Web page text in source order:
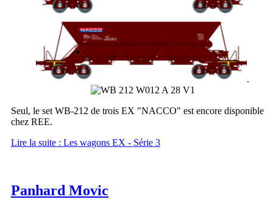
.
Seul, le set WB-212 de trois EX "NACCO" est encore disponible
chez REE.
Lire la suite : Les wagons EX - Série 3
Panhard Movic